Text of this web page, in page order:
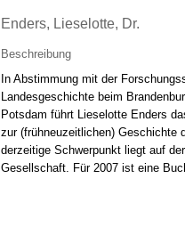
Enders, Lieselotte, Dr.
Beschreibung
In Abstimmung mit der
Landesgeschichte beim
Potsdam führt Lieselotte Enders
zur (frühneuzeitlichen) Geschichte
derzeitige Schwerpunkt liegt auf
Gesellschaft. Für 2007 ist eine